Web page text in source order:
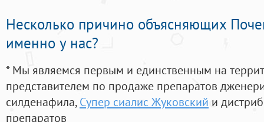
Несколько причино объясняющих
именно у нас?
* Мы являемся первым и единственным на
представителем по продаже препаратов
силденафила, Супер сиалис Жуковский и
препаратов